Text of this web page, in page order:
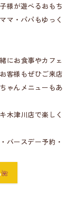
様が遊べるおもち
マ・パパもゆっく
にお食事やカフェ
客様もぜひご来店
ゃんメニューもあ
木津川店で楽しく
バースデー予約・
🌺